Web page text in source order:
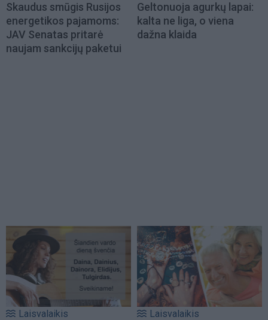
Skaudus smūgis Rusijos
energetikos pajamoms:
JAV Senatas pritarė
naujam sankcijų paketui
Geltonuoja agurkų lapai:
kalta ne liga, o viena
dažna klaida
Laisvalaikis Laisvalaikis